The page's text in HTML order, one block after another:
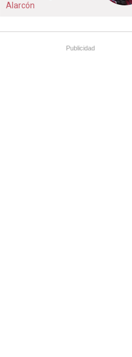
Alarcón
Publicidad